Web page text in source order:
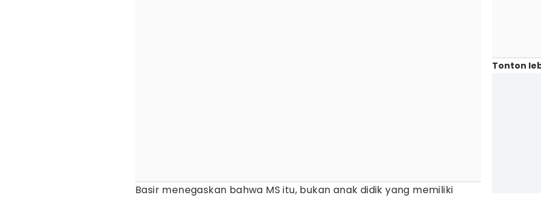
Basir menegaskan bahwa MS itu, bukan anak didik yang memiliki
Tonton